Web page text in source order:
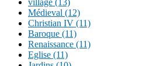
village (13)
Médieval (12)
Christian IV (11)
Baroque (11)
Renaissance (11)
Eglise (11)